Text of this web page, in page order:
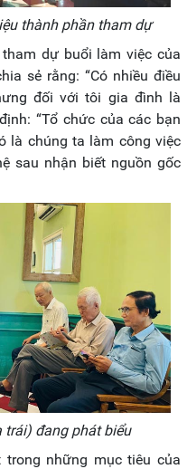
thành phần tham dự
dự buổi làm việc của
sẻ rằng: “Có nhiều điều
đối với tôi gia đình là
“Tổ chức của các bạn
là chúng ta làm công việc
sau nhận biết nguồn gốc
trái) đang phát biểu
trong những mục tiêu của